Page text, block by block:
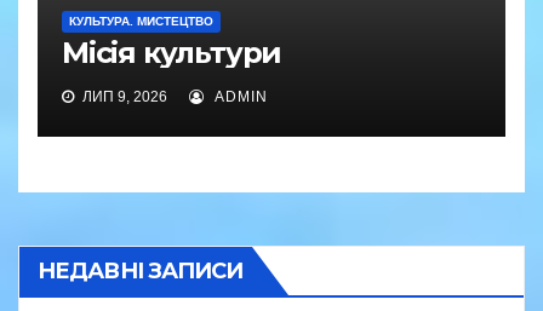
КУЛЬТУРА. МИСТЕЦТВО
Місія культури
ЛИП 9, 2026 ADMIN
НЕДАВНІ ЗАПИСИ